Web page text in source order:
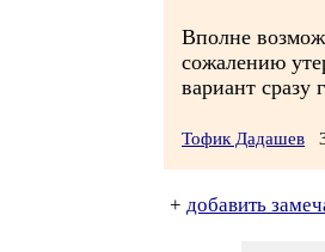
Вполне
сожалению
вариант сразу
Тофик Дадашев
+ добавить